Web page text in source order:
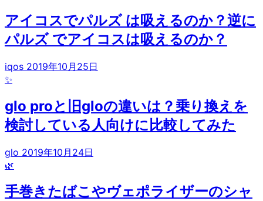
アイコスでパルズ は吸えるのか？逆に
パルズ でアイコスは吸えるのか？
iqos 2019年10月25日
✨
glo proと旧gloの違いは？乗り換えを
検討している人向けに比較してみた
glo 2019年10月24日
🌿
手巻きたばこやヴェポライザーのシャ